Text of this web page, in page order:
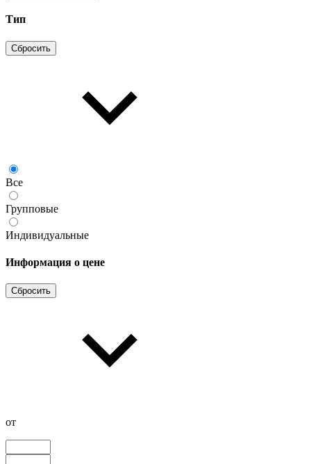
Тип
Сбросить
Все
Групповые
Индивидуальные
Информация о цене
Сбросить
от